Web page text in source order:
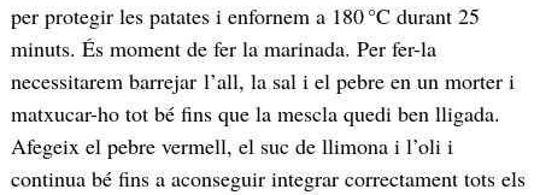
per protegir les patates i enfornem a 180 °C durant 25
minuts. És moment de fer la marinada. Per fer-la
necessitarem barrejar l’all, la sal i el pebre en un morter i
matxucar-ho tot bé fins que la mescla quedi ben lligada.
Afegeix el pebre vermell, el suc de llimona i l’oli i
continua bé fins a aconseguir integrar correctament tots els